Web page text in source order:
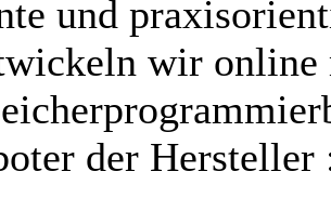
und
wir
der Hersteller